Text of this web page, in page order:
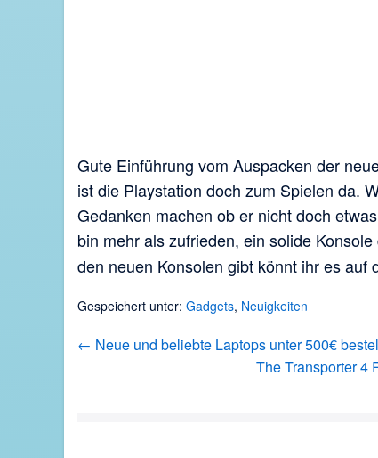
Gute Einführung vom Auspacken der
ist die Playstation doch zum Spielen da.
Gedanken machen ob er nicht doch
bin mehr als zufrieden, ein solide
den neuen Konsolen gibt könnt ihr es auf
Gespeichert unter: Gadgets, Neuigkeiten
Beitragsnavigation
← Neue und beliebte Laptops unter 500€
The Transporter 4